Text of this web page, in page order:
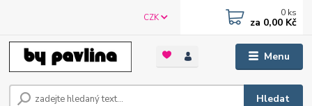
Menu
CZK
Hledat
0 ks
za 0,00 Kč